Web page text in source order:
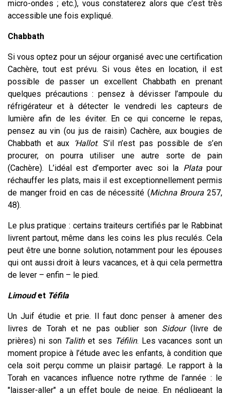
micro-ondes ; etc.), vous constaterez alors que c’est très
accessible une fois expliqué.
Chabbath
Si vous optez pour un séjour organisé avec une certification
Cachère, tout est prévu. Si vous êtes en location, il est
possible de passer un excellent Chabbath en prenant
quelques précautions : pensez à dévisser l’ampoule du
réfrigérateur et à détecter le vendredi les capteurs de
lumière afin de les éviter. En ce qui concerne le repas,
pensez au vin (ou jus de raisin) Cachère, aux bougies de
Chabbath et aux
‘Hallot. S’il n’est pas possible de s’en
procurer, on pourra utiliser une autre sorte de pain
(Cachère). L’idéal est d’emporter avec soi la Platapour
réchauffer les plats, mais il est exceptionnellement permis
de manger froid en cas de nécessité (Michna Broura 257,
48).
Le plus pratique : certains traiteurs certifiés par le Rabbinat
livrent partout, même dans les coins les plus reculés. Cela
peut être une bonne solution, notamment pour les épouses
qui ont aussi droit à leurs vacances, et à qui cela permettra
de lever – enfin – le pied.
Limoudet Téfila
Un Juif étudie et prie. Il faut donc penser à amener des
livres de Torah et ne pas oublier son Sidour(livre de
prières) ni son Talithet ses Téfilin. Les vacances sont un
moment propice à l’étude avec les enfants, à condition que
cela soit perçu comme un plaisir partagé. Le rapport à la
Torah en vacances influence notre rythme de l’année : le
"laisser-aller" a un effet boule de neige. En négligeant la